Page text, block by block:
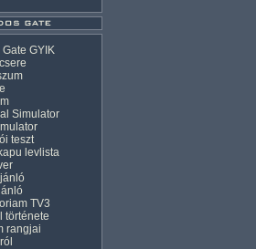
GYIK
Simulator
teszt
levlista
TV3
története
rangjai